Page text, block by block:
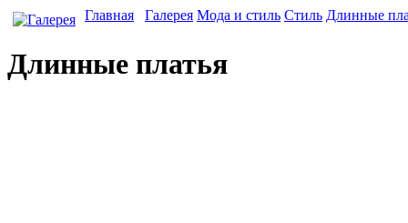
Главная Галерея Мода и стиль Стиль Длинные
Длинные платья